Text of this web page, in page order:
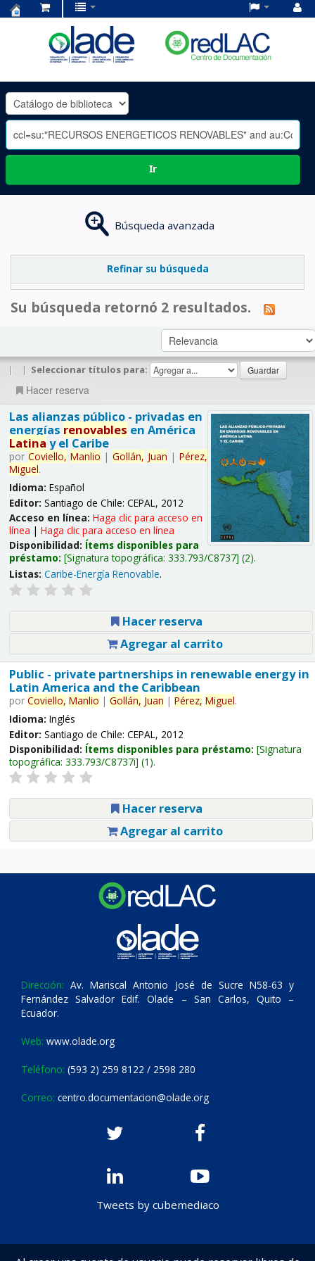
OLADE
-
Ir
Búsqueda avanzada
Refinar su búsqueda
Su búsqueda retornó 2 resultados.
| | Seleccionar títulos para:
Hacer reserva
Las alianzas público - privadas en
energías renovables en América
Latina y el Caribe
por Coviello, Manlio | Gollán, Juan | Pérez,
Miguel.
Idioma: Español
Editor: Santiago de Chile: CEPAL, 2012
Acceso en línea: Haga clic para acceso en
línea | Haga clic para acceso en línea
Disponibilidad: Ítems disponibles para
préstamo: Signatura topográfica: 333.793/C8737 (2).
Listas: Caribe-Energía Renovable.
Hacer reserva
Agregar al carrito
Public - private partnerships in renewable energy in
Latin America and the Caribbean
por Coviello, Manlio | Gollán, Juan | Pérez, Miguel.
Idioma: Inglés
Editor: Santiago de Chile: CEPAL, 2012
Disponibilidad: Ítems disponibles para préstamo: Signatura
topográfica: 333.793/C8737i (1).
Hacer reserva
Agregar al carrito
Dirección: Av. Mariscal Antonio José de Sucre N58-63 y
Fernández Salvador Edif. Olade – San Carlos, Quito –
Ecuador.
Web: www.olade.org
Teléfono: (593 2) 259 8122 / 2598 280
Correo: centro.documentacion@olade.org
Tweets by cubemediaco